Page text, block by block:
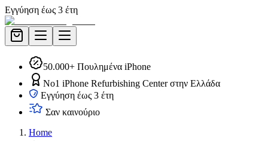
Εγγύηση έως 3 έτη
50.000+ Πουλημένα iPhone
No1 iPhone Refurbishing Center στην Ελλάδα
Εγγύηση έως 3 έτη
Σαν καινούριο
Home